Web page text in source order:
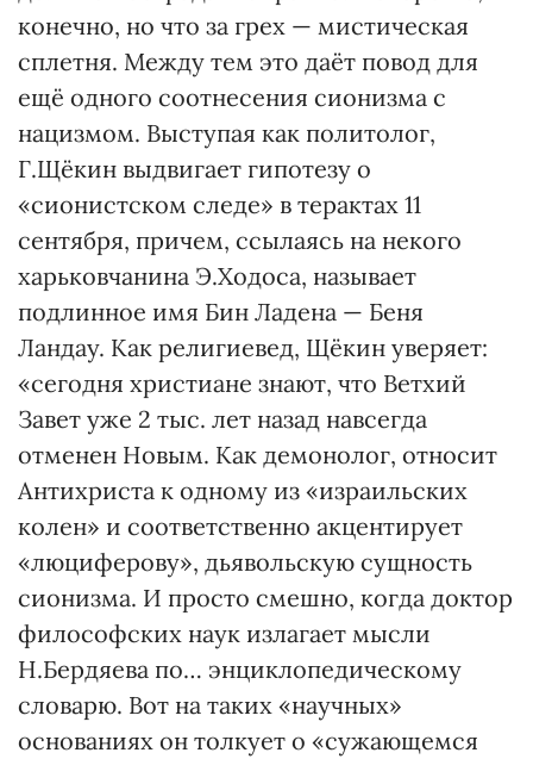
конечно, но что за грех — мистическая
сплетня. Между тем это даёт повод для
ещё одного соотнесения сионизма с
нацизмом. Выступая как политолог,
Г.Щёкин выдвигает гипотезу о
«сионистском следе» в терактах 11
сентября, причем, ссылаясь на некого
харьковчанина Э.Ходоса, называет
подлинное имя Бин Ладена — Беня
Ландау. Как религиевед, Щёкин уверяет:
«сегодня христиане знают, что Ветхий
Завет уже 2 тыс. лет назад навсегда
отменен Новым. Как демонолог, относит
Антихриста к одному из «израильских
колен» и соответственно акцентирует
«люциферову», дьявольскую сущность
сионизма. И просто смешно, когда доктор
философских наук излагает мысли
Н.Бердяева по… энциклопедическому
словарю. Вот на таких «научных»
основаниях он толкует о «сужающемся